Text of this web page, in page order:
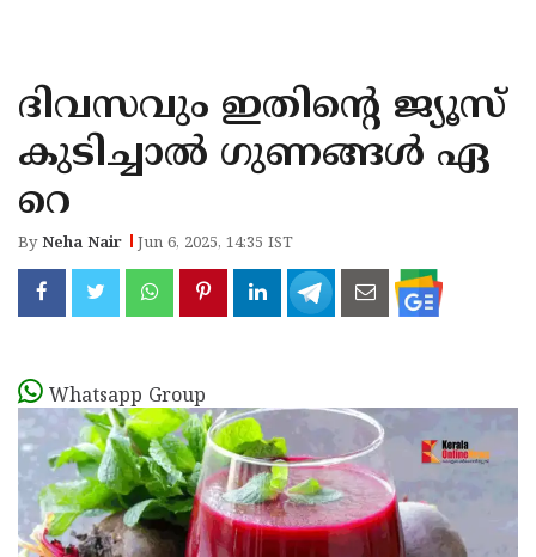
KANNUR
KASARAGOD
ദിവസവും ഇതിന്റെ ജ്യൂസ്
കുടിച്ചാൽ ഗുണങ്ങൾ ഏ
റെ
ByNeha Nair Jun 6, 2025, 14:35 IST
Whatsapp Group